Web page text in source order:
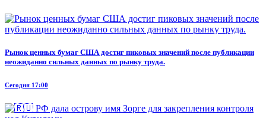
Рынок ценных бумаг США достиг пиковых значений после публикации
неожиданно сильных данных по рынку труда.
Сегодня 17:00